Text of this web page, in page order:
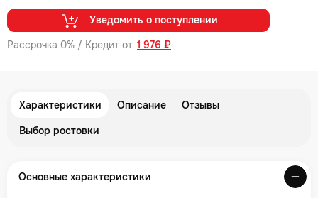
Рассрочка 0% / Кредит от 1 976 ₽
Уведомить о поступлении
Характеристики Описание
Отзывы
Выбор ростовки
Основные характеристики